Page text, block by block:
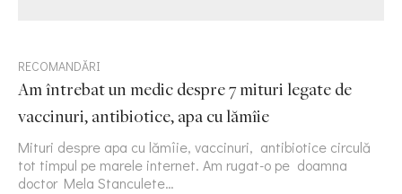
RECOMANDĂRI
Am întrebat un medic despre 7 mituri legate de
vaccinuri, antibiotice, apa cu lămîie
Mituri despre apa cu lămîie, vaccinuri, antibiotice circulă
tot timpul pe marele internet. Am rugat-o pe doamna
doctor Mela Stanculete…